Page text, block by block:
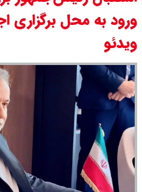
ورود به محل
ویدئو